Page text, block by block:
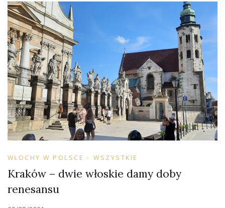
WŁOCHY W POLSCE WSZYSTKIE
Kraków – dwie włoskie damy doby
renesansu